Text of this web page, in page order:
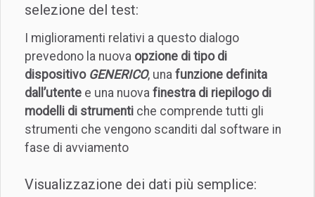
selezione del test:
I miglioramenti relativi a questo dialogo
prevedono la nuova opzione di tipo di
dispositivo GENERICO, una funzione definita
dall’utente e una nuova finestra di riepilogo di
modelli di strumenti che comprende tutti gli
strumenti che vengono scanditi dal software in
fase di avviamento
Visualizzazione dei dati più semplice: